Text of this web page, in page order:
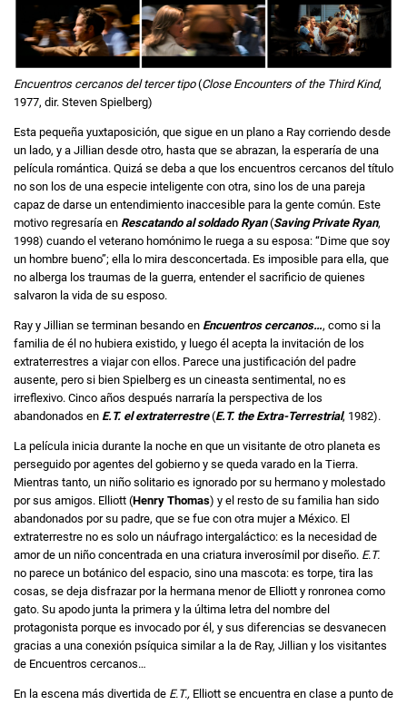
Encuentros cercanos del tercer tipo(Close Encounters of the Third Kind,
1977, dir. Steven Spielberg)
Esta pequeña yuxtaposición, que sigue en un plano a Ray corriendo desde
un lado, y a Jillian desde otro, hasta que se abrazan, la esperaría de una
película romántica. Quizá se deba a que los encuentros cercanos del título
no son los de una especie inteligente con otra, sino los de una pareja
capaz de darse un entendimiento inaccesible para la gente común. Este
motivo regresaría en Rescatando al soldado Ryan(Saving Private Ryan,
1998) cuando el veterano homónimo le ruega a su esposa: “Dime que soy
un hombre bueno”; ella lo mira desconcertada. Es imposible para ella, que
no alberga los traumas de la guerra, entender el sacrificio de quienes
salvaron la vida de su esposo.
Ray y Jillian se terminan besando en Encuentros cercanos…, como si la
familia de él no hubiera existido, y luego él acepta la invitación de los
extraterrestres a viajar con ellos. Parece una justificación del padre
ausente, pero si bien Spielberg es un cineasta sentimental, no es
irreflexivo. Cinco años después narraría la perspectiva de los
abandonados en E.T. el extraterrestre(E.T. the Extra-Terrestrial, 1982).
La película inicia durante la noche en que un visitante de otro planeta es
perseguido por agentes del gobierno y se queda varado en la Tierra.
Mientras tanto, un niño solitario es ignorado por su hermano y molestado
por sus amigos. Elliott (Henry Thomas) y el resto de su familia han sido
abandonados por su padre, que se fue con otra mujer a México. El
extraterrestre no es solo un náufrago intergaláctico: es la necesidad de
amor de un niño concentrada en una criatura inverosímil por diseño. E.T.
no parece un botánico del espacio, sino una mascota: es torpe, tira las
cosas, se deja disfrazar por la hermana menor de Elliott y ronronea como
gato. Su apodo junta la primera y la última letra del nombre del
protagonista porque es invocado por él, y sus diferencias se desvanecen
gracias a una conexión psíquica similar a la de Ray, Jillian y los visitantes
de Encuentros cercanos…
En la escena más divertida de E.T., Elliott se encuentra en clase a punto de